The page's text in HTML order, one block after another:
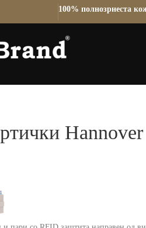
Hannover
100% полнозрнеста